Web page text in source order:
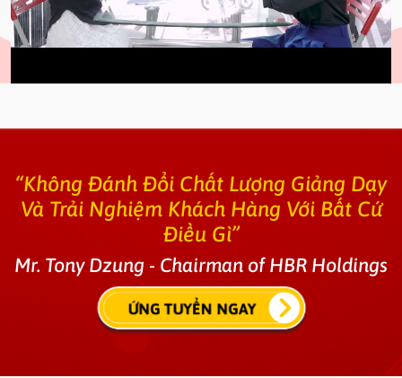
“Không Đánh Đổi Chất Lượng Giảng Dạy
Và Trải Nghiệm Khách Hàng Với Bất Cứ
Điều Gì”
Mr. Tony Dzung - Chairman of HBR Holdings
ỨNG TUYỂN NGAY